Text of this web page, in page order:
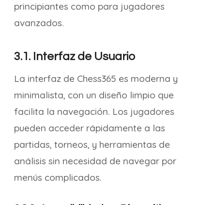
principiantes como para jugadores
avanzados.
3.1. Interfaz de Usuario
La interfaz de Chess365 es moderna y
minimalista, con un diseño limpio que
facilita la navegación. Los jugadores
pueden acceder rápidamente a las
partidas, torneos, y herramientas de
análisis sin necesidad de navegar por
menús complicados.